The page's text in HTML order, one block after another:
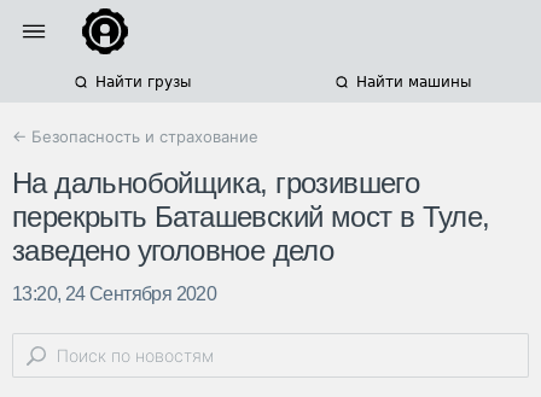
Найти грузы Найти машины
← Безопасность и страхование
На дальнобойщика, грозившего
перекрыть Баташевский мост в Туле,
заведено уголовное дело
13:20, 24 Сентября 2020